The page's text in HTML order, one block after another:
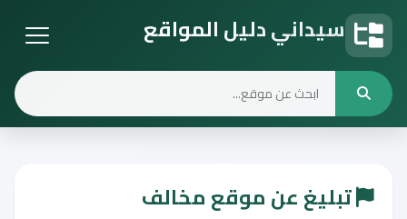
سيداني دليل المواقع
تبليغ عن موقع مخالف